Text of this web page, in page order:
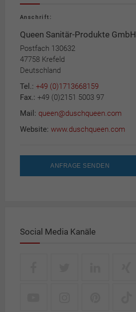
Anschrift:
Queen Sanitär-Produkte GmbH
Postfach 130632
47758 Krefeld
Deutschland
Tel.: +49 (0)1713668159
Fax.: +49 (0)2151 5003 97
Mail: queen@duschqueen.com
Website: www.duschqueen.com
ANFRAGE SENDEN
Social Media Kanäle